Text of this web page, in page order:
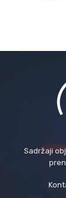
Sadržaji